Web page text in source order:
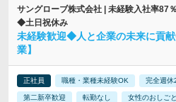
サングローブ株式会社 | 未経験入社率87
◆土日祝休み
未経験歓迎◆人と企業の未来に貢
業】
正社員 職種・業種未経験OK 完全週休
第二新卒歓迎 転勤なし 女性のおしご